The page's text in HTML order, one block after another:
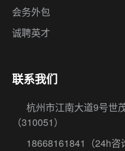
会务外包
诚聘英才
联系我们
杭州市江南大道9号世
（310051）
18668161841
（24h咨